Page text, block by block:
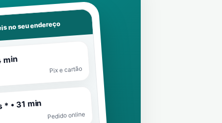
no seu endereço
min
Pix e cartão
• 31 min
Pedido online